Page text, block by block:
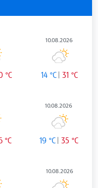
°C
10.08.2026
14 °C 31 °C
°C
10.08.2026
19 °C 35 °C
10.08.2026